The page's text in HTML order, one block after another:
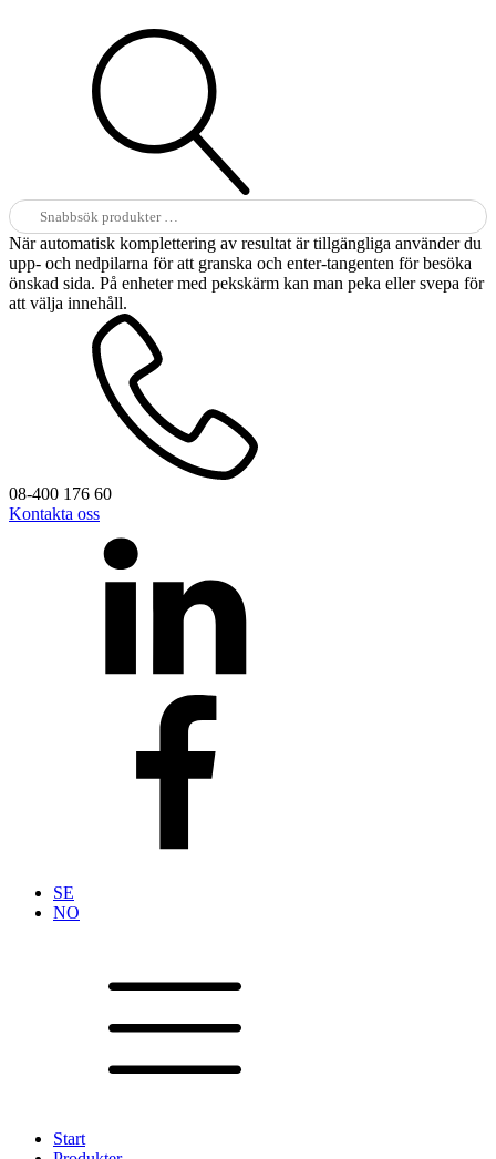
Sök
efter:
När automatisk komplettering av resultat är tillgängliga använder du
upp- och nedpilarna för att granska och enter-tangenten för besöka
önskad sida. På enheter med pekskärm kan man peka eller svepa för
att välja innehåll.
08-400 176 60
Kontakta oss
SE
NO
Start